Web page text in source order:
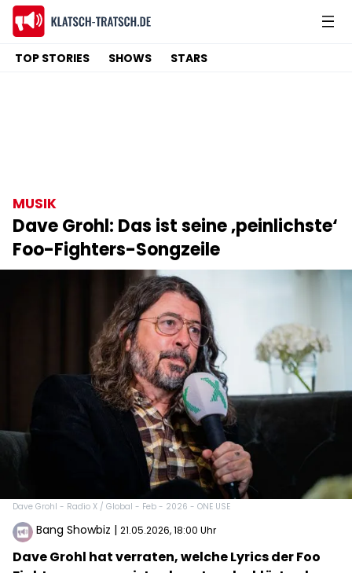
TOP STORIES SHOWS STARS
MUSIK
Dave Grohl: Das ist seine ‚peinlichste‘
Foo-Fighters-Songzeile
Dave Grohl - Radio X / Global - Feb - 2026 - ONE USE
Bang Showbiz | 21.05.2026, 18:00 Uhr
Dave Grohl hat verraten, welche Lyrics der Foo